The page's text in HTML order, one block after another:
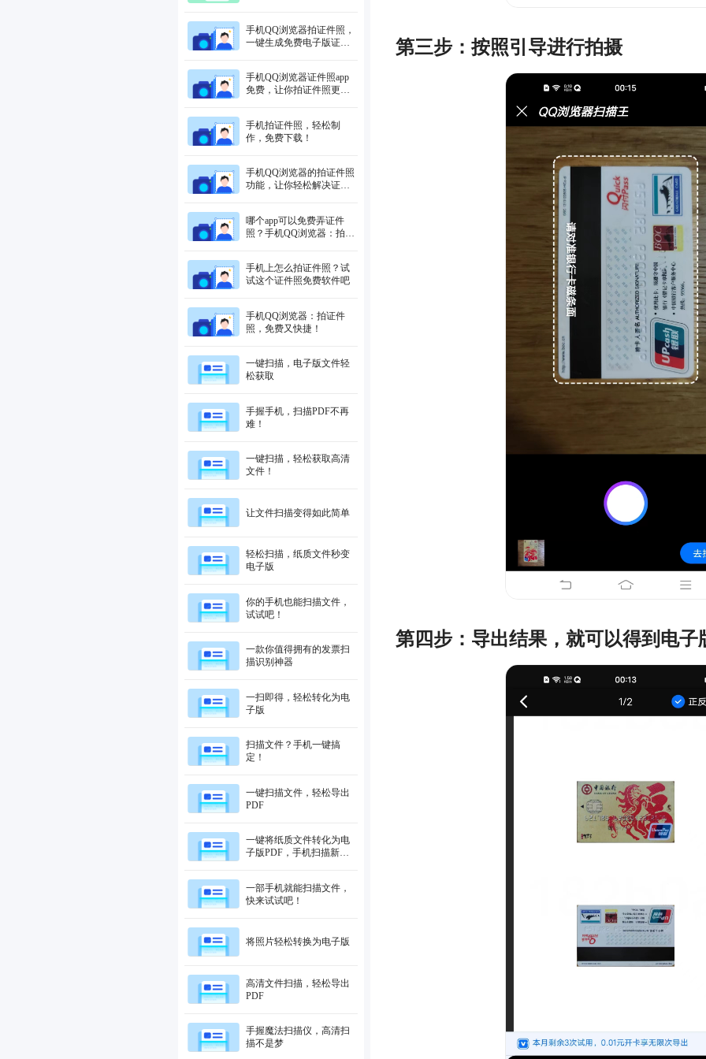
手机QQ浏览器拍证件照，
一键生成免费电子版证件
手机QQ浏览器证件照app
免费，让你拍证件照更方
手机拍证件照，轻松制
作，免费下载！
手机QQ浏览器的拍证件照
功能，让你轻松解决证件
哪个app可以免费弄证件
照？手机QQ浏览器：拍证
手机上怎么拍证件照？试
试这个证件照免费软件吧
手机QQ浏览器：拍证件
照，免费又快捷！
一键扫描，电子版文件轻
松获取
手握手机，扫描PDF不再
难！
一键扫描，轻松获取高清
文件！
让文件扫描变得如此简单
轻松扫描，纸质文件秒变
电子版
你的手机也能扫描文件，
试试吧！
一款你值得拥有的发票扫
描识别神器
一扫即得，轻松转化为电
子版
扫描文件？手机一键搞
定！
一键扫描文件，轻松导出
PDF
一键将纸质文件转化为电
子版PDF，手机扫描新体
一部手机就能扫描文件，
快来试试吧！
将照片轻松转换为电子版
高清文件扫描，轻松导出
PDF
手握魔法扫描仪，高清扫
描不是梦
第三步：按照引导进行拍摄
第四步：导出结果，就可以得到电子